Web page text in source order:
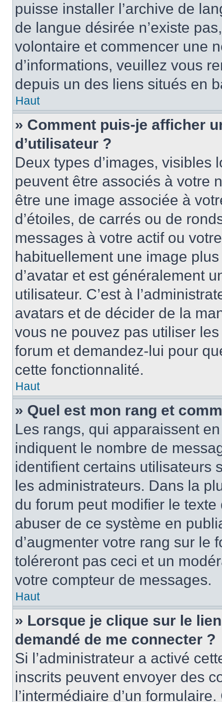
puisse installer l’archive de
de langue désirée n’existe
volontaire et commencer une
d’informations, veuillez vous
depuis un des liens situés en
Haut
» Comment puis-je afficher
d’utilisateur ?
Deux types d’images,
peuvent être associés à votre
être une image associée à
d’étoiles, de carrés ou de
messages à votre actif ou
habituellement une image
d’avatar et est généralement
utilisateur. C’est à
avatars et de décider de la
vous ne pouvez pas utiliser
forum et demandez-lui pour
cette fonctionnalité.
Haut
» Quel est mon rang et
Les rangs, qui apparaissent
indiquent le nombre de
identifient certains utilisateurs
les administrateurs. Dans la
du forum peut modifier le
abuser de ce système en
d’augmenter votre rang sur le
toléreront pas ceci et un
votre compteur de messages.
Haut
» Lorsque je clique sur le
demandé de me connecter ?
Si l’administrateur a activé
inscrits peuvent envoyer des
l’intermédiaire d’un